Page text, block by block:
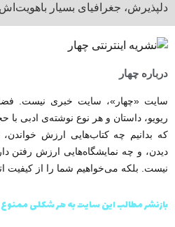
دلپذیرش، جغرافیای بسیار
درباره چهار
سایت «چهار»، سایت خبری نیست.
ریویو، داستان و هر نوع نوشته‌ی ادبی با
که بدانیم چه کتاب‌هایی ارزش
دیدن، و چه نمایشگاه‌هایی ارزش رفتن
نیست. بلکه می‌خواهیم شما را از کیفیت
بازنشر مطالب این سایت به هر شکلی